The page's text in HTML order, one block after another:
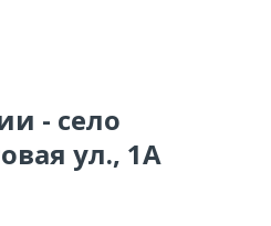
- село
ул., 1А